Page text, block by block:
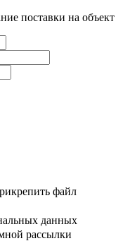
поставки на объект
файл
данных
рассылки